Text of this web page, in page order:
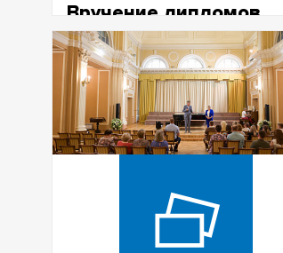
Вручение дипломов
ВИТШ 2026